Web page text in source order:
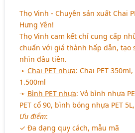
Thọ Vinh - Chuyên sản xuất Chai
Hưng Yên!
Thọ Vinh cam kết chỉ cung cấp
chuẩn với giá thành hấp dẫn, tạo
nhìn đầu tiên.
➛Chai PET nhựa: Chai PET
1.500ml
➛ Bình PET nhựa: Vỏ bình nhựa
PET cổ 90, bình bóng nhựa PET
Ưu điểm:
✓ Đa dạng quy cách, mẫu mã